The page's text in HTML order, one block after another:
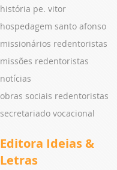
história pe. vitor
hospedagem santo afonso
missionários redentoristas
missões redentoristas
notícias
obras sociais redentoristas
secretariado vocacional
Editora Ideias &
Letras